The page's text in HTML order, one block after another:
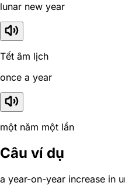
lunar new year
Tết âm lịch
once a year
một năm một lần
Câu ví dụ
a year-on-year increase in